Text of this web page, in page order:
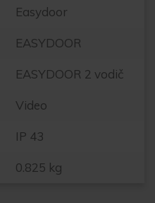
Easydoor
EASYDOOR
EASYDOOR 2 vodič
Video
IP 43
0.825 kg